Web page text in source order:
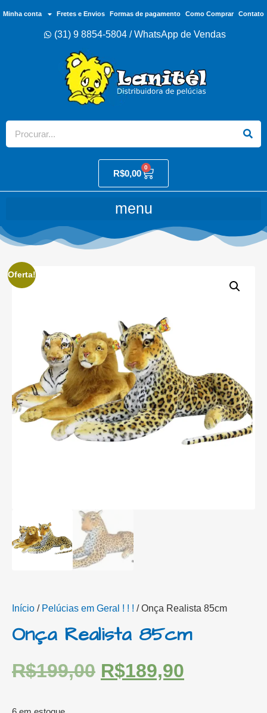
Minha conta Fretes e Envios Formas de pagamento Como Comprar Contato
(31) 9 8854-5804 / WhatsApp de Vendas
R$0,00
0
Oferta!
Início / Pelúcias em Geral ! ! ! / Onça Realista 85cm
Onça Realista 85cm
R$199,00 R$189,90